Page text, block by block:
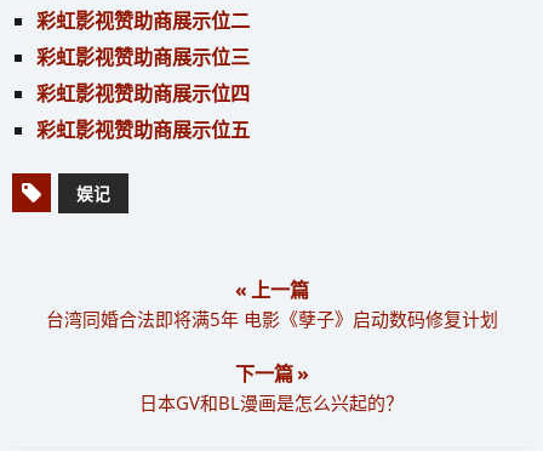
彩虹影视赞助商展示位二
彩虹影视赞助商展示位三
彩虹影视赞助商展示位四
彩虹影视赞助商展示位五
娱记
« 上一篇
​台湾同婚合法即将满5年 电影《孽子》启动数码修复计划
下一篇 »
​日本GV和BL漫画是怎么兴起的？